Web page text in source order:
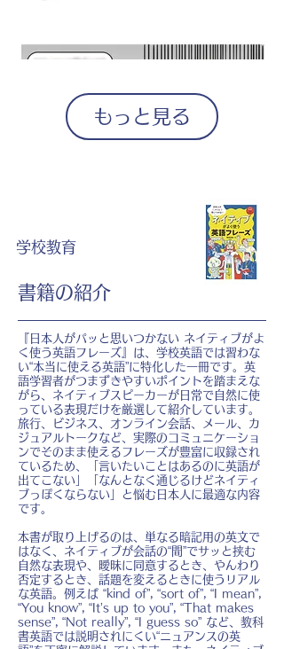
もっと見る
学校教育
書籍の紹介
『日本人がパッと思いつかない ネイティブがよ
く使う英語フレーズ』は、学校英語では習わな
い“本当に使える英語”に特化した一冊です。英
語学習者がつまずきやすいポイントを踏まえな
がら、ネイティブスピーカーが日常で自然に使
っている表現だけを厳選して紹介しています。
旅行、ビジネス、オンライン会話、メール、カ
ジュアルトークなど、実際のコミュニケーショ
ンでそのまま使えるフレーズが豊富に収録され
ているため、「言いたいことはあるのに英語が
出てこない」「なんとなく通じるけどネイティ
ブっぽくならない」と悩む日本人に最適な内容
です。
本書が取り上げるのは、単なる暗記用の英文で
はなく、ネイティブが会話の“間”でサッと挟む
自然な表現や、曖昧に同意するとき、やんわり
否定するとき、話題を変えるときに使うリアル
な英語。例えば “kind of”, “sort of”, “I mean”,
“You know”, “It’s up to you”, “That makes
sense”, “Not really”, “I guess so” など、教科
書英語では説明されにくい“ニュアンスの英